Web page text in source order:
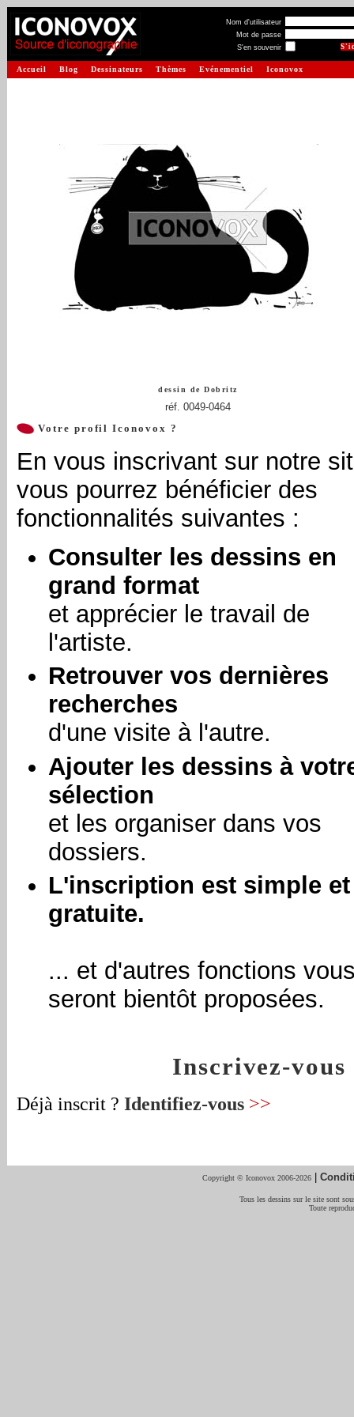
Nom d'utilisateur
Mot de passe
S'en souvenir
Accueil Blog Dessinateurs Thèmes Evénementiel Iconovox
dessin deDobritz
réf. 0049-0464
Votre profil Iconovox ?
En vous inscrivant sur notre
vous pourrez bénéficier des
fonctionnalités suivantes :
Consulter les dessins en
grand format
et apprécier le travail de
l'artiste.
Retrouver vos dernières
recherches
d'une visite à l'autre.
Ajouter les dessins à
sélection
et les organiser dans vos
dossiers.
L'inscription est simple et
gratuite.
... et d'autres fonctions
seront bientôt proposées.
Inscrivez-vous
Déjà inscrit ? Identifiez-vous >>
Copyright © Iconovox 2006-2026 |
Tous les dessins sur le site sont
Toute